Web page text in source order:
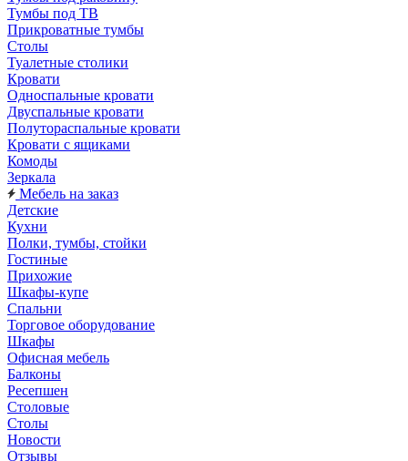
Тумбы под ТВ
Прикроватные тумбы
Столы
Туалетные столики
Кровати
Односпальные кровати
Двуспальные кровати
Полутораспальные кровати
Кровати с ящиками
Комоды
Зеркала
Мебель на заказ
Детские
Кухни
Полки, тумбы, стойки
Гостиные
Прихожие
Шкафы-купе
Спальни
Торговое оборудование
Шкафы
Офисная мебель
Балконы
Ресепшен
Столовые
Столы
Новости
Отзывы